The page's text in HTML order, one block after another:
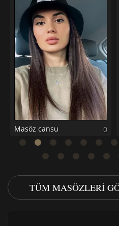
Masöz cansu 0
TÜM MASÖZLERI